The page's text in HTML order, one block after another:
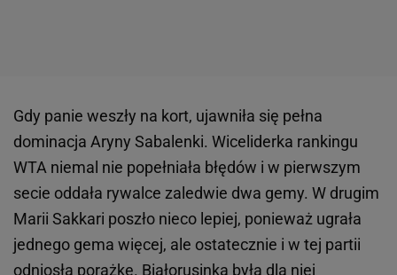
Gdy panie weszły na kort, ujawniła się pełna
dominacja Aryny Sabalenki. Wiceliderka rankingu
WTA niemal nie popełniała błędów i w pierwszym
secie oddała rywalce zaledwie dwa gemy. W drugim
Marii Sakkari poszło nieco lepiej, ponieważ ugrała
jednego gema więcej, ale ostatecznie i w tej partii
odniosła porażkę. Białorusinka była dla niej